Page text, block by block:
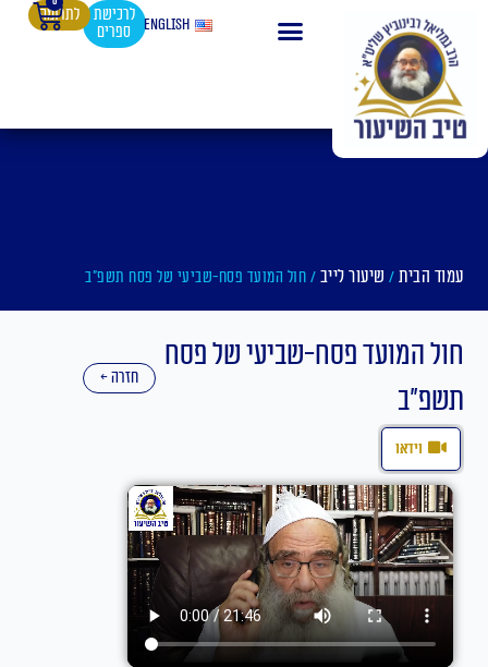
English
לרכישת
ספרים
לתרומה
עגלת
עמוד הבית/ שיעור לייב / חול המועד פסח-שביעי של פסח תשפ"ב
חול המועד פסח-שביעי של פסח
תשפ"ב
חזרה ←
וידאו